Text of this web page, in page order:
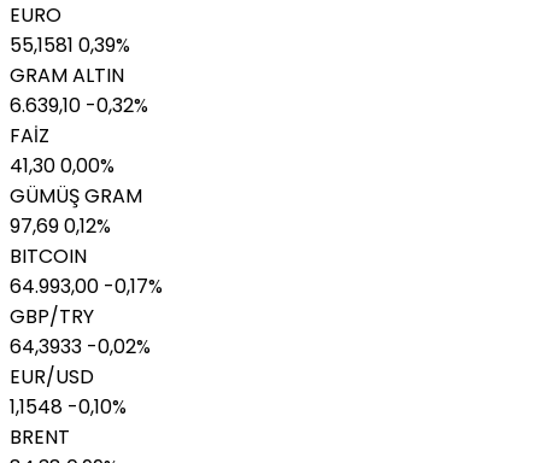
EURO
55,1581 0,39%
GRAM ALTIN
6.639,10 -0,32%
FAİZ
41,300,00%
GÜMÜŞ GRAM
97,690,12%
BITCOIN
64.993,00 -0,17%
GBP/TRY
64,3933 -0,02%
EUR/USD
1,1548 -0,10%
BRENT